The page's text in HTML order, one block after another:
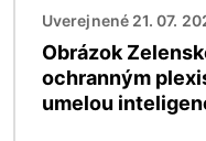
Uverejnené 21. 07.
Obrázok
ochranným
umelou